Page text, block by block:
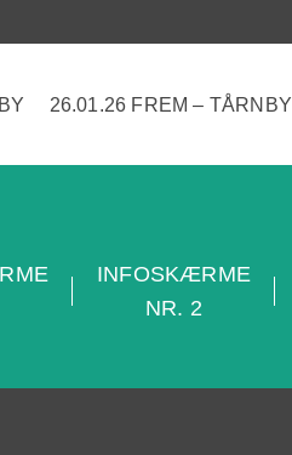
26.01.26 FREM – TÅRNBY
INFOSKÆRME
NR. 2